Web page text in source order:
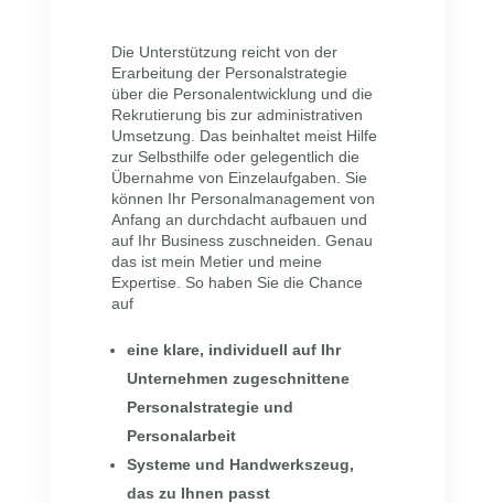
Die Unterstützung reicht von der
Erarbeitung der Personalstrategie
über die Personalentwicklung und die
Rekrutierung bis zur administrativen
Umsetzung. Das beinhaltet meist Hilfe
zur Selbsthilfe oder gelegentlich die
Übernahme von Einzelaufgaben. Sie
können Ihr Personalmanagement von
Anfang an durchdacht aufbauen und
auf Ihr Business zuschneiden. Genau
das ist mein Metier und meine
Expertise. So haben Sie die Chance
auf
eine klare, individuell auf Ihr
Unternehmen zugeschnittene
Personalstrategie und
Personalarbeit
Systeme und Handwerkszeug,
das zu Ihnen passt